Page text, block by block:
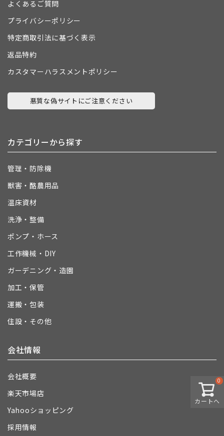
カートへ
0
よくあるご質問
プライバシーポリシー
特定商取引法に基づく表示
返品特約
カスタマーハラスメントポリシー
悪質な偽サイトにご注意ください
カテゴリーから探す
管理・防除機
獣害・酪農用品
温床資材
洗浄・整備
ポンプ・ホース
工作機械・DIY
ガーデニング・造園
加工・保管
運搬・包装
住設・その他
会社情報
会社概要
楽天市場店
Yahooショッピング
採用情報